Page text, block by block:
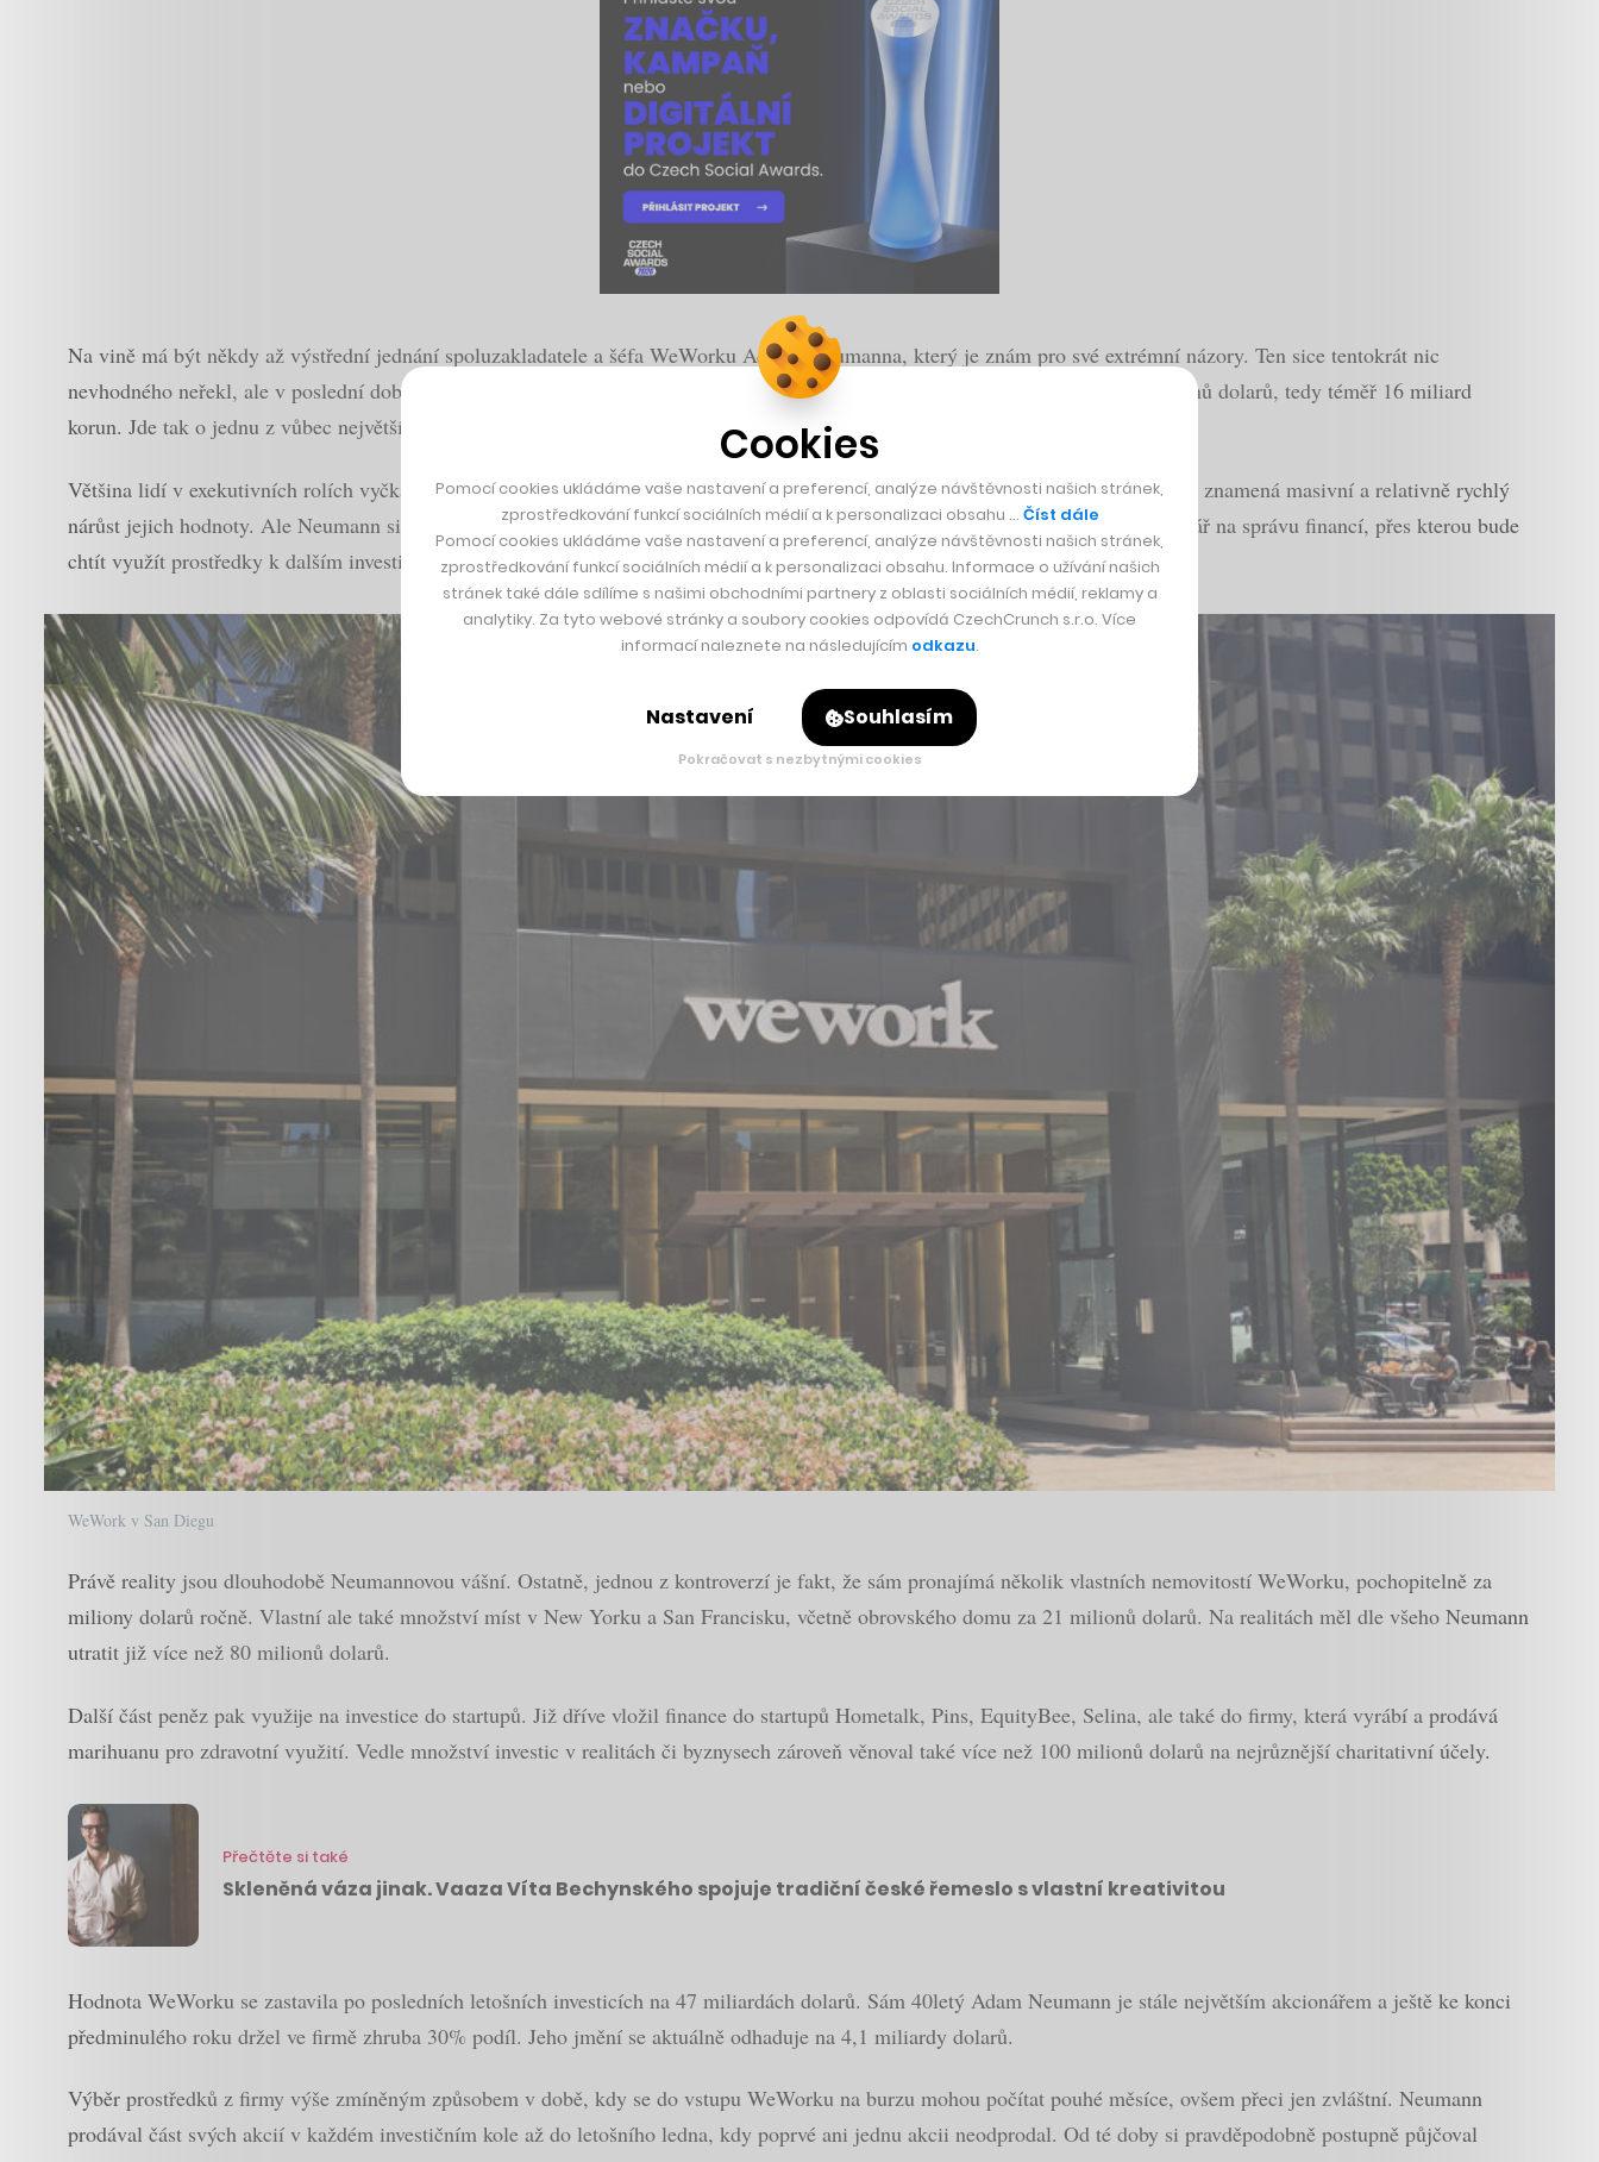
Na vině má být někdy až výstřední jednání spoluzakladatele a šéfa WeWorku Adama Neumanna, který je znám pro své extrémní názory. Ten sice tentokrát nic
nevhodného neřekl, ale v poslední době si měl díky prodeji akcií a také několika zápůjčkám ze své firmy vyplatit kolem 700 milionů dolarů, tedy téměř 16 miliard
korun. Jde tak o jednu z vůbec největších podobných transakcí u privátních firem, a samozřejmě to vyvolává spoustu otázek.
Většina lidí v exekutivních rolích vyčkává s prodejem akcií až na dobu, kdy se jejich firma dostane na burzu, jelikož to velmi často znamená masivní a relativně rychlý
nárůst jejich hodnoty. Ale Neumann si řekl, že na to půjde jinak. Dle magazínu The Wall Street Journalsizaložilrodinnou kancelář na správu financí, přes kterou bude
chtít využít prostředky k dalším investicím do realit a startupů.
WeWork v San Diegu
Právě reality jsou dlouhodobě Neumannovou vášní. Ostatně, jednou z kontroverzí je fakt, že sám pronajímá několik vlastních nemovitostí WeWorku, pochopitelně za
miliony dolarů ročně. Vlastní ale také množství míst v New Yorku a San Francisku, včetně obrovského domu za 21 milionů dolarů. Na realitách měl dle všeho Neumann
utratit již více než 80 milionů dolarů.
Další část peněz pak využije na investice do startupů. Již dříve vložil finance do startupů Hometalk, Pins, EquityBee, Selina, ale také do firmy, která vyrábí a prodává
marihuanu pro zdravotní využití. Vedle množství investic v realitách či byznysech zároveň věnoval také více než 100 milionů dolarů na nejrůznější charitativní účely.
Přečtěte si také
Skleněná váza jinak. Vaaza Víta Bechynského spojuje tradiční české řemeslo s vlastní kreativitou
Hodnota WeWorku se zastavila po posledních letošních investicích na 47 miliardách dolarů. Sám 40letý Adam Neumann je stále největším akcionářem a ještě ke konci
předminulého roku držel ve firmě zhruba 30% podíl. Jeho jmění se aktuálně odhaduje na 4,1 miliardy dolarů.
Výběr prostředků z firmy výše zmíněným způsobem v době, kdy se do vstupu WeWorku na burzu mohou počítat pouhé měsíce, ovšem přeci jen zvláštní. Neumann
prodával část svých akcií v každém investičním kole až do letošního ledna, kdy poprvé ani jednu akcii neodprodal. Od té doby si pravděpodobně postupně půjčoval
Cookies
Pomocí cookies ukládáme vaše nastavení a preferencí, analýze návštěvnosti našich stránek,
zprostředkování funkcí sociálních médií a k personalizaci obsahu … Číst dále
Pomocí cookies ukládáme vaše nastavení a preferencí, analýze návštěvnosti našich stránek,
zprostředkování funkcí sociálních médií a k personalizaci obsahu. Informace o užívání našich
stránek také dále sdílíme s našimi obchodními partnery z oblasti sociálních médií, reklamy a
analytiky. Za tyto webové stránky a soubory cookies odpovídá CzechCrunch s.r.o. Více
informací naleznete na následujícím odkazu.
Nastavení Souhlasím
Pokračovat s nezbytnými cookies